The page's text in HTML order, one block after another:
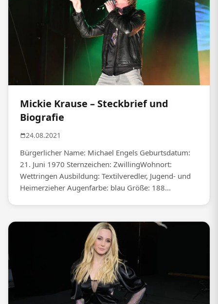
Mickie Krause – Steckbrief und
Biografie
24.08.2021
Bürgerlicher Name: Michael Engels Geburtsdatum:
21. Juni 1970 Sternzeichen: ZwillingWohnort:
Wettringen Ausbildung: Textilveredler, Jugend- und
Heimerzieher Augenfarbe: blau Größe: 188...